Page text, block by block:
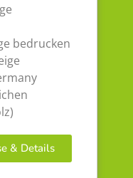
bedrucken
& Details